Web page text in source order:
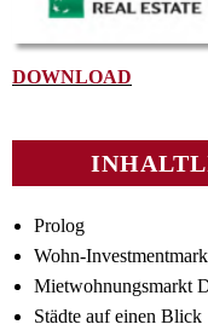
DOWNLOAD
Prolog
Wohn-
Mietwohnungsmarkt
Städte auf einen Blick